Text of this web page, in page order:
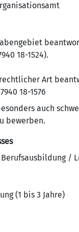
18-1524).
Art
18-1576
auch
bewerben.
/
(1 bis 3 Jahre)